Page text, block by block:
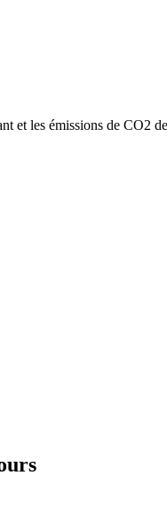
et les émissions de CO2